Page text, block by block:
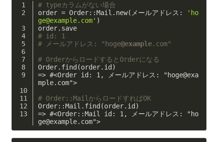
# typeカラムがない場合
order = Order::Mail.new(メールアドレス:
'ho
ge@example.com' )
order.save
# id: 1
# メールアドレス: "hoge@example.com"
# OrderからロードするとOrderになる
Order.find(order.id)
=> #<Order id: 1, メールアドレス: "hoge@exa
mple.com">
# Order::MailからロードすればOK
Order::Mail.find(order.id)
=> #<Order::Mail id: 1, メールアドレス: "ho
ge@example.com">